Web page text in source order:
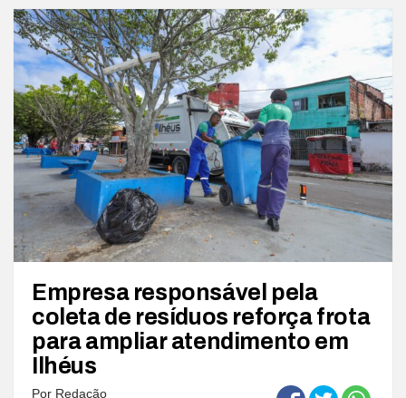
Empresa responsável pela
coleta de resíduos reforça frota
para ampliar atendimento em
Ilhéus
Por Redação